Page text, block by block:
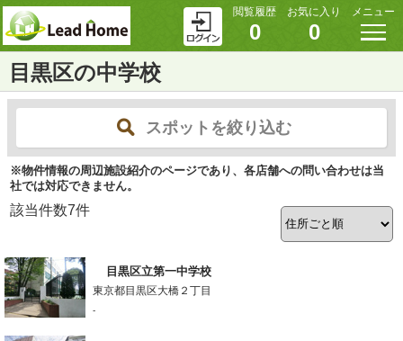
閲覧履歴
0
お気に入り
0
メニュー
目黒区の中学校
スポットを絞り込む
※物件情報の周辺施設紹介のページであり、各店舗への問い合わせは当
社では対応できません。
該当件数7件
目黒区立第一中学校
東京都目黒区大橋２丁目
-